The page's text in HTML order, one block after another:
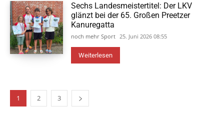
Sechs Landesmeistertitel: Der LKV
glänzt bei der 65. Großen Preetzer
Kanuregatta
noch mehr Sport 25. Juni 2026 08:55
Weiterlesen
1 2 3